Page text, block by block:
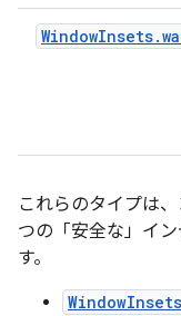
これらのタイプは
つの「安全な」イ
す。